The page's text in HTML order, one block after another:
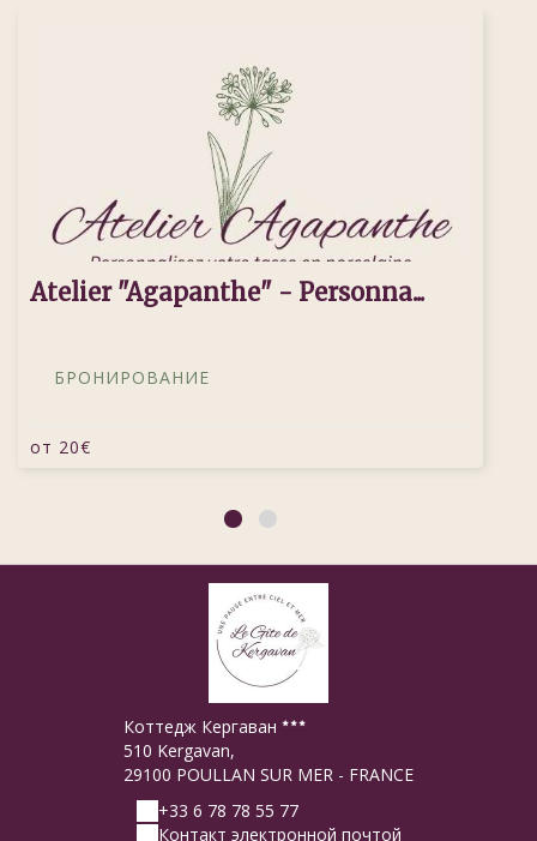
Atelier "Agapanthe" - Personna...
БРОНИРОВАНИЕ
oт 20€
Коттедж Кергаван
510 Kergavan,
29100 POULLAN SUR MER - FRANCE
+33 6 78 78 55 77
Контакт электронной почтой